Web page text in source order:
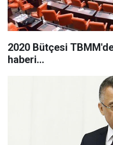
2020 Bütçesi
haberi...